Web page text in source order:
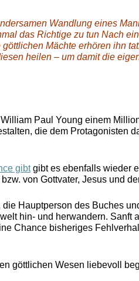
Wandlung eines
das Richtige zu tun Nach
Mächte erhören ihn
heilen – um damit die
Paul Young einem
die dem Protagonisten
gibtgibt es ebenfalls wieder
von Gottvater, Jesus und
Hauptperson des Buches
hin- und herwandern. Sanft
Chance bisheriges
göttlichen Wesen liebevoll